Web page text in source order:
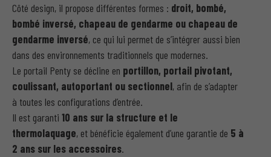
Côté design, il propose différentes formes : droit, bombé,
bombé inversé, chapeau de gendarme ou chapeau de
gendarme inversé, ce qui lui permet de s’intégrer aussi bien
dans des environnements traditionnels que modernes.
Le portail Penty se décline en portillon, portail pivotant,
coulissant, autoportant ou sectionnel, afin de s’adapter
à toutes les configurations d’entrée.
Il est garanti 10 ans sur la structure et le
thermolaquage, et bénéficie également d’une garantie de 5 à
2 ans sur les accessoires.